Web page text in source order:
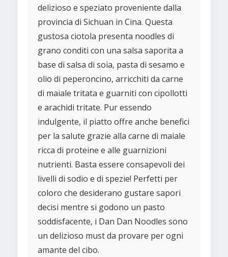
delizioso e speziato proveniente dalla
provincia di Sichuan in Cina. Questa
gustosa ciotola presenta noodles di
grano conditi con una salsa saporita a
base di salsa di soia, pasta di sesamo e
olio di peperoncino, arricchiti da carne
di maiale tritata e guarniti con cipollotti
e arachidi tritate. Pur essendo
indulgente, il piatto offre anche benefici
per la salute grazie alla carne di maiale
ricca di proteine e alle guarnizioni
nutrienti. Basta essere consapevoli dei
livelli di sodio e di spezie! Perfetti per
coloro che desiderano gustare sapori
decisi mentre si godono un pasto
soddisfacente, i Dan Dan Noodles sono
un delizioso must da provare per ogni
amante del cibo.